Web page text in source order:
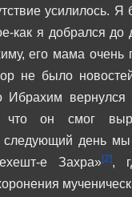
усилилось.
как я добрался
его мама очень
не было
Ибрахим
что он смог
день мы
е Захра»[2],